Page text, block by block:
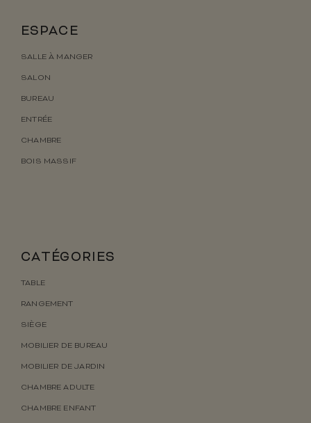
ESPACE
SALLE À MANGER
SALON
BUREAU
ENTRÉE
CHAMBRE
BOIS MASSIF
CATÉGORIES
TABLE
RANGEMENT
SIÈGE
MOBILIER DE BUREAU
MOBILIER DE JARDIN
CHAMBRE ADULTE
CHAMBRE ENFANT